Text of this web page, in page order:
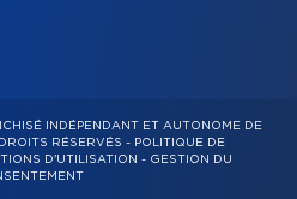
INDÉPENDANT ET AUTONOME DE
RÉSERVÉS - POLITIQUE DE
D'UTILISATION - GESTION DU